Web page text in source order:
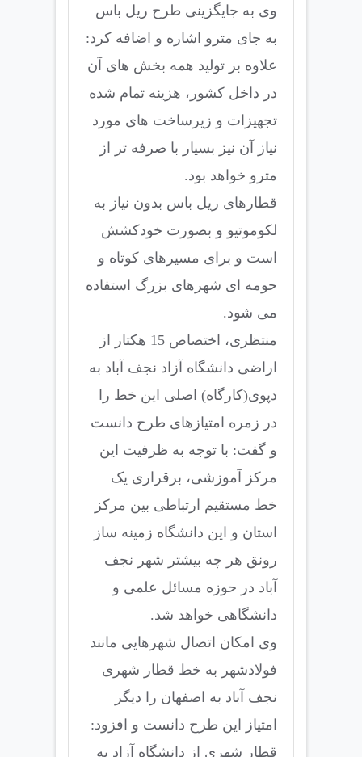
وی به جایگزینی طرح ریل باس
به جای مترو اشاره و اضافه کرد:
علاوه بر تولید همه بخش های آن
در داخل کشور، هزینه تمام شده
تجهیزات و زیرساخت های مورد
نیاز آن نیز بسیار با صرفه تر از
مترو خواهد بود.
قطارهای ریل باس بدون نیاز به
لکوموتیو و بصورت خودکشش
است و برای مسیرهای کوتاه و
حومه ای شهرهای بزرگ استفاده
می شود.
منتظری، اختصاص 15 هکتار از
اراضی دانشگاه آزاد نجف آباد به
دپوی(کارگاه) اصلی این خط را
در زمره امتیازهای طرح دانست
و گفت: با توجه به ظرفیت این
مرکز آموزشی، برقراری یک
خط مستقیم ارتباطی بین مرکز
استان و این دانشگاه زمینه ساز
رونق هر چه بیشتر شهر نجف
آباد در حوزه مسائل علمی و
دانشگاهی خواهد شد.
وی امکان اتصال شهرهایی مانند
فولادشهر به خط قطار شهری
نجف آباد به اصفهان را دیگر
امتیاز این طرح دانست و افزود:
قطار شهری از دانشگاه آزاد به